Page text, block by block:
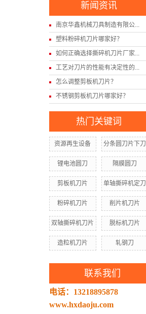
新闻资讯
南京华鑫机械刀具制造有限公...
塑料粉碎机刀片哪家好？
如何正确选择撕碎机刀片厂家...
工艺对刀片的性能有决定性的...
怎么调整剪板机刀片？
不锈钢剪板机刀片哪家好？
热门关键词
资源再生设备 分条圆刀片下刀
锂电池圆刀 隔膜圆刀
剪板机刀片 单轴撕碎机定刀
粉碎机刀片 削片机刀片
双轴撕碎机刀片 脱标机刀片
造粒机刀片 轧钢刀
联系我们
电话：13218895878
www.hxdaoju.com